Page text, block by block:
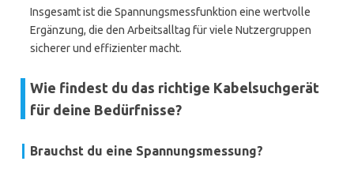
Insgesamt ist die Spannungsmessfunktion eine wertvolle
Ergänzung, die den Arbeitsalltag für viele Nutzergruppen
sicherer und effizienter macht.
Wie findest du das richtige Kabelsuchgerät
für deine Bedürfnisse?
Brauchst du eine Spannungsmessung?